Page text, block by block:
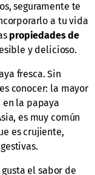
seguramente te
a tu vida
propiedades de
y delicioso.
fresca. Sin
conocer: la mayor
en la papaya
es muy común
es crujiente,
el sabor de